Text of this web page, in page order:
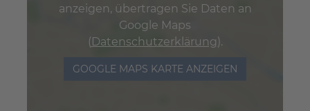
anzeigen, übertragen Sie Daten an
Google Maps
(Datenschutzerklärung).
GOOGLE MAPS KARTE ANZEIGEN